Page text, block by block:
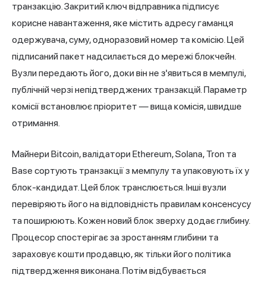
транзакцію. Закритий ключ відправника підписує
корисне навантаження, яке містить адресу гаманця
одержувача, суму, одноразовий номер та комісію. Цей
підписаний пакет надсилається до мережі блокчейн.
Вузли передають його, доки він не з'явиться в мемпулі,
публічній черзі непідтверджених транзакцій. Параметр
комісії встановлює пріоритет — вища комісія, швидше
отримання.
Майнери Bitcoin, валідатори Ethereum, Solana, Tron та
Base сортують транзакції з мемпулу та упаковують їх у
блок-кандидат. Цей блок транслюється. Інші вузли
перевіряють його на відповідність правилам консенсусу
та поширюють. Кожен новий блок зверху додає глибину.
Процесор спостерігає за зростанням глибини та
зараховує кошти продавцю, як тільки його політика
підтвердження виконана. Потім відбувається